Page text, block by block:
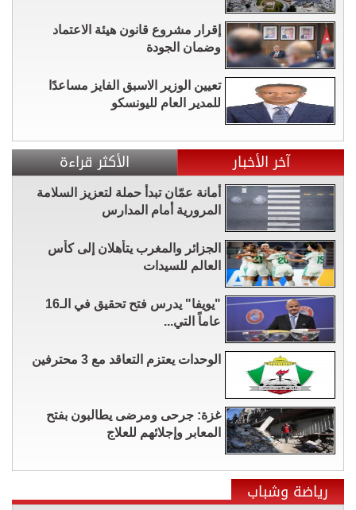
إقرار مشروع قانون هيئة الاعتماد
وضمان الجودة
تعيين الوزير الاسبق الفايز مساعدًا
للمدير العام لليونسكو
آخر الأخبار الأكثر قراءة
أمانة عمّان تبدأ حملة لتعزيز السلامة
المرورية أمام المدارس
الجزائر والمغرب يتأهلان إلى كأس
العالم للسيدات
"يويفا" يدرس فتح تحقيق في الـ16
عاماً التي...
الوحدات يعتزم التعاقد مع 3 محترفين
غزة: جرحى ومرضى يطالبون بفتح
المعابر وإجلائهم للعلاج
رياضة وشباب